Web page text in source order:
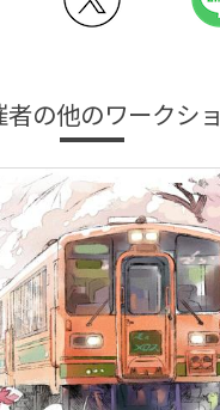
者の他のワークシ